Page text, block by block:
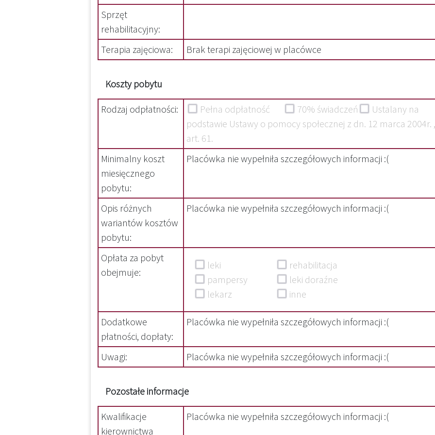
Sprzęt
rehabilitacyjny:
Terapia zajęciowa:
Brak terapi zajęciowej w placówce
Koszty pobytu
Rodzaj odpłatności: Pełna odpłatność 70% świadczeń
Ustalany na
podstawie Ustawy o pomocy społecznej z dn. 12 marca 2004r. ,
art. 61.
Minimalny koszt
miesięcznego
pobytu:
Placówka nie wypełniła szczegółowych informacji :(
Opis różnych
wariantów kosztów
pobytu:
Placówka nie wypełniła szczegółowych informacji :(
Opłata za pobyt
obejmuje:
leki
pampersy
lekarz
rehabilitacja
leki doraźne
inne
Dodatkowe
płatności, dopłaty:
Placówka nie wypełniła szczegółowych informacji :(
Uwagi: Placówka nie wypełniła szczegółowych informacji :(
Pozostałe informacje
Kwalifikacje
kierownictwa
Placówka nie wypełniła szczegółowych informacji :(